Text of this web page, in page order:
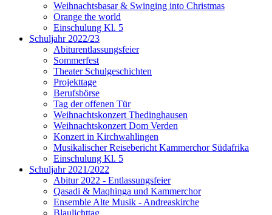
Weihnachtsbasar & Swinging into Christmas
Orange the world
Einschulung Kl. 5
Schuljahr 2022/23
Abiturentlassungsfeier
Sommerfest
Theater Schulgeschichten
Projekttage
Berufsbörse
Tag der offenen Tür
Weihnachtskonzert Thedinghausen
Weihnachtskonzert Dom Verden
Konzert in Kirchwahlingen
Musikalischer Reisebericht Kammerchor Südafrika
Einschulung Kl. 5
Schuljahr 2021/2022
Abitur 2022 - Entlassungsfeier
Qasadi & Maqhinga und Kammerchor
Ensemble Alte Musik - Andreaskirche